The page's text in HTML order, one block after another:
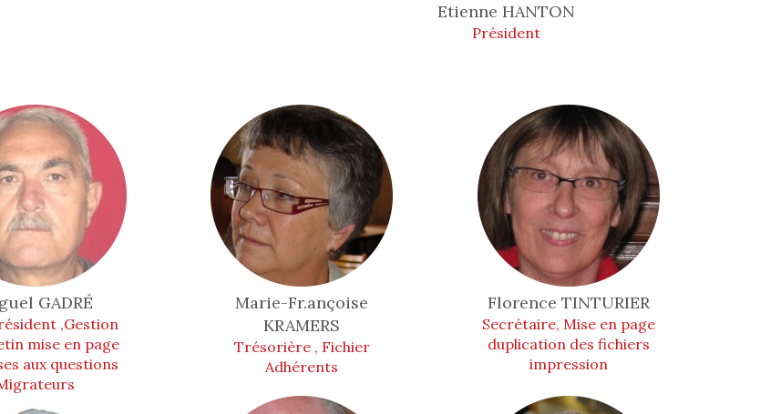
Etienne HANTON
Président
GADRÉ
,Gestion
mise en page
aux questions
Marie-Fr.ançoise
KRAMERS
Trésorière , Fichier
Adhérents
Florence TINTURIER
Secrétaire, Mise en page
duplication des fichiers
impression